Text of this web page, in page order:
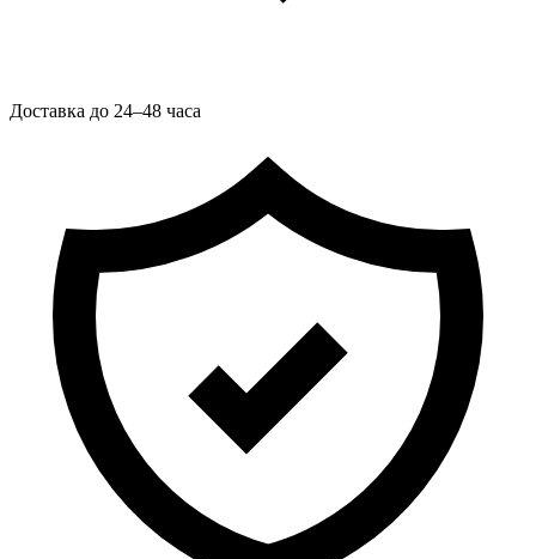
Доставка до 24–48 часа